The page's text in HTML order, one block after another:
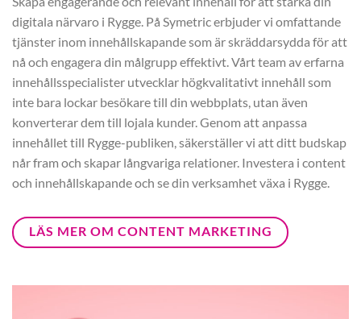
digitala närvaro i Rygge. På Symetric erbjuder vi omfattande
tjänster inom innehållskapande som är skräddarsydda för att
nå och engagera din målgrupp effektivt. Vårt team av erfarna
innehållsspecialister utvecklar högkvalitativt innehåll som
inte bara lockar besökare till din webbplats, utan även
konverterar dem till lojala kunder. Genom att anpassa
innehållet till Rygge-publiken, säkerställer vi att ditt budskap
når fram och skapar långvariga relationer. Investera i content
och innehållskapande och se din verksamhet växa i Rygge.
LÄS MER OM CONTENT MARKETING